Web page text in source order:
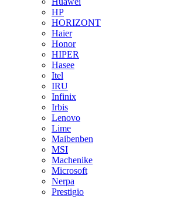
HP
HORIZONT
Haier
Honor
HIPER
Hasee
Itel
IRU
Infinix
Irbis
Lenovo
Lime
Maibenben
MSI
Machenike
Microsoft
Nerpa
Prestigio